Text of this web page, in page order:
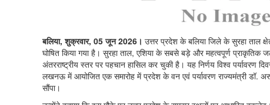
बलिया, शुक्रवार, 05 जून 2026। उत्तर प्रदेश के बलिया जिले के सुरहा ताल
घोषित किया गया है। सुरहा ताल, एशिया के सबसे बड़े और महत्वपूर्ण प्राकृतिक
अंतरराष्ट्रीय स्तर पर पहचान हासिल कर चुकी है। यह निर्णय विश्व
लखनऊ में आयोजित एक समारोह में प्रदेश के वन एवं पर्यावरण राज्यमंत्री डॉ.
सौंपा।